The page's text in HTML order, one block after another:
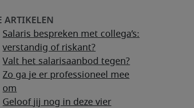
Salaris bespreken met collega’s:
verstandig of riskant?
Valt het salarisaanbod tegen?
Zo ga je er professioneel mee
om
Geloof jij nog in deze vier